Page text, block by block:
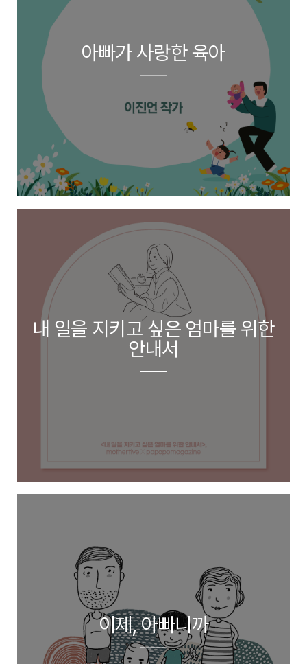
아빠가 사랑한 육아
내 일을 지키고 싶은 엄마를 위한
안내서
이제, 아빠니까